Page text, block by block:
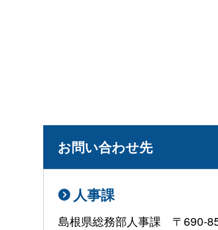
お問い合わせ先
人事課
島根県総務部人事課 〒690-